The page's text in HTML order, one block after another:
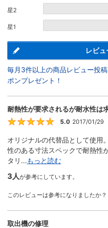
星2
星1
レビュ
毎月3件以上の商品レビュー投
ポンプレゼント！
耐熱性が要求されるが耐水性は
5
5.0 2017/01/29
オリジナルの代替品として使用
性のある寸法スペックで耐熱性
タリ...もっと読む
3人が参考にしています。
このレビューは参考になりましたか？
取出機の修理